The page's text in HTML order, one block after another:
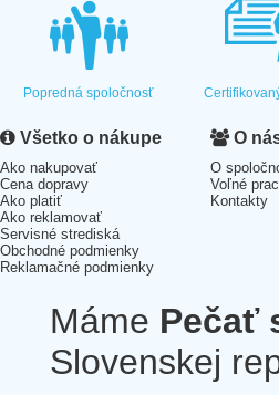
Popredná spoločnosť
Všetko o nákupe
Ako nakupovať
Cena dopravy
Ako platiť
Ako reklamovať
Servisné strediská
Obchodné podmienky
Reklamačné podmienky
O
O
Voľné
Kontakty
Máme Pečať
Slovenskej